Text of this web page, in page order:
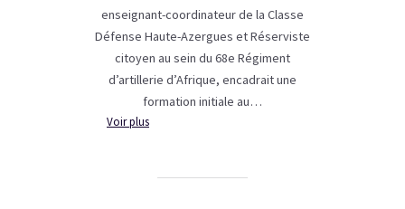
enseignant-coordinateur de la Classe
Défense Haute-Azergues et Réserviste
citoyen au sein du 68e Régiment
d’artillerie d’Afrique, encadrait une
formation initiale au…
Voir plus:
les